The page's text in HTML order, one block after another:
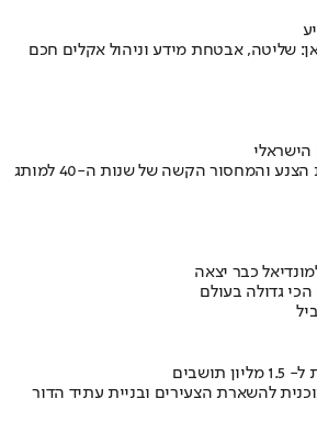
שליטה, אבטחת מידע וניהול אקלים חכם
איך אסם הפכה את תקופת הצנע והמחסור הקשה של שנות ה-40 למותג
כבר יצאה
גדולה בעולם
להשארת הצעירים ובניית עתיד הדור